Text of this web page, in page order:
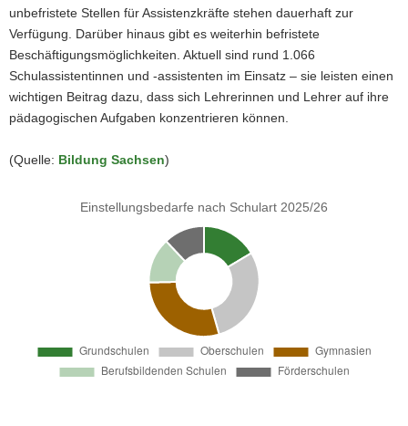
unbefristete Stellen für Assistenzkräfte stehen dauerhaft zur
Verfügung. Darüber hinaus gibt es weiterhin befristete
Beschäftigungsmöglichkeiten. Aktuell sind rund 1.066
Schulassistentinnen und -assistenten im Einsatz – sie leisten einen
wichtigen Beitrag dazu, dass sich Lehrerinnen und Lehrer auf ihre
pädagogischen Aufgaben konzentrieren können.
(Quelle: Bildung Sachsen)
Einstellungsbedarfe nach Schulart 2025/26